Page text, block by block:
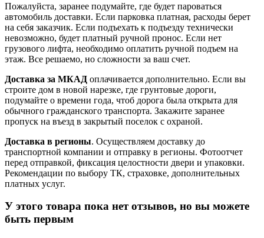
Пожалуйста, заранее подумайте, где будет пароваться
автомобиль доставки. Если парковка платная, расходы берет
на себя заказчик. Если подъехать к подъезду технически
невозможно, будет платный ручной пронос. Если нет
грузового лифта, необходимо оплатить ручной подъем на
этаж. Все решаемо, но сложности за ваш счет.
Доставка за МКАД оплачивается дополнительно. Если вы
строите дом в новой нарезке, где грунтовые дороги,
подумайте о времени года, чтоб дорога была открыта для
обычного гражданского транспорта. Закажите заранее
пропуск на въезд в закрытый поселок с охраной.
Доставка в регионы. Осуществляем доставку до
транспортной компании и отправку в регионы. Фотоотчет
перед отправкой, фиксация целостности двери и упаковки.
Рекомендации по выбору ТК, страховке, дополнительных
платных услуг.
У этого товара пока нет отзывов, но вы можете
быть первым